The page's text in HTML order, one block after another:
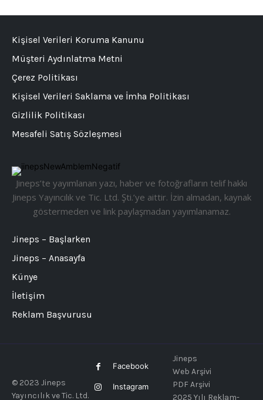
Jineps’te yayımlanan yazı, haber ve fotoğrafların telif hakkı
Jineps Yayıncılık ve Tic. Ltd. Şti.’ye aittir. İzin almadan, kaynak
göstermeden ve link paylaşmadan yayımlanamaz.
Jineps – Başlarken
Jineps – Anasayfa
Künye
İletişim
Reklam Başvurusu
Kişisel Verileri Koruma Kanunu
Müşteri Aydınlatma Metni
Çerez Politikası
Kişisel Verileri Saklama ve İmha Politikası
Gizlilik Politikası
Mesafeli Satış Sözleşmesi
© 2023 Jineps
Yayıncılık ve Tic. Ltd.
Facebook
Instagram
Jineps
Web Arşivi
PDF Arşivi
2025 Yılı Reklam-